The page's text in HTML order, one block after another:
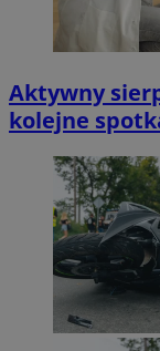
Aktywny
kolejne